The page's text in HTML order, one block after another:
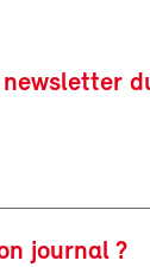
journal ?